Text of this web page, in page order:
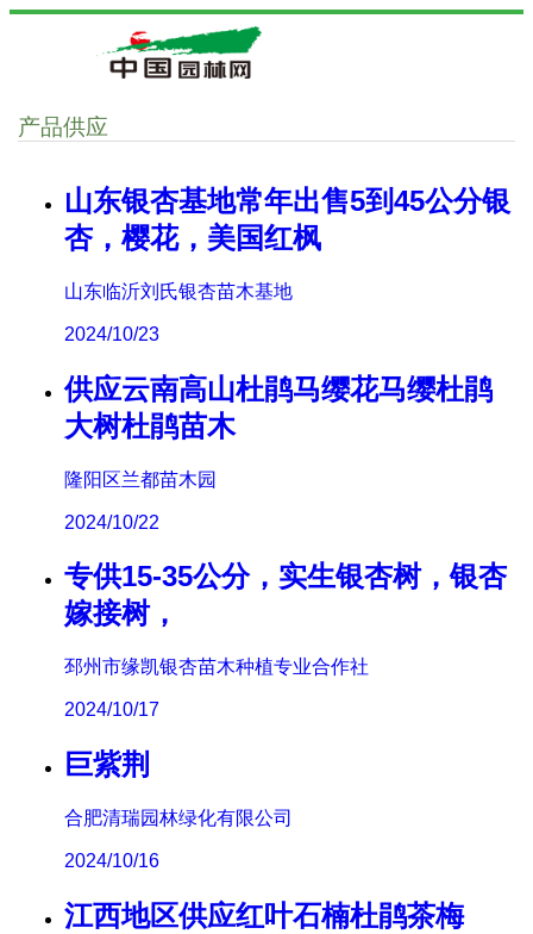
产品供应
山东银杏基地常年出售5到45公分银
杏，樱花，美国红枫
山东临沂刘氏银杏苗木基地
2024/10/23
供应云南高山杜鹃马缨花马缨杜鹃
大树杜鹃苗木
隆阳区兰都苗木园
2024/10/22
专供15-35公分，实生银杏树，银杏
嫁接树，
邳州市缘凯银杏苗木种植专业合作社
2024/10/17
巨紫荆
合肥清瑞园林绿化有限公司
2024/10/16
江西地区供应红叶石楠杜鹃茶梅